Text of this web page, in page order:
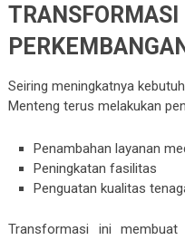
Seiring meningkatnya
Menteng terus melakukan
Penambahan layanan
Peningkatan fasilitas
Penguatan kualitas
Transformasi ini